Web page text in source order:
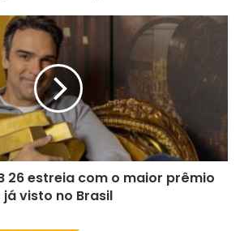
26 estreia com o maior prêmio
já visto no Brasil